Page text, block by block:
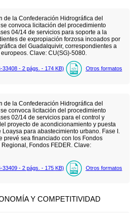
de la Confederación Hidrográfica del
convoca licitación del procedimiento
04/14 de servicios para soporte a la
de expropiación forzosa incoados por
del Guadalquivir, correspondientes a
Clave: CU(SG)-5080.
33408 - 2 págs. - 174 KB) Otros formatos
de la Confederación Hidrográfica del
convoca licitación del procedimiento
02/14 de servicios para el control y
proyecto de acondicionamiento y puesta
para abastecimiento urbano. Fase I.
prevé sea financiado con los Fondos
Fondos FEDER. Clave:
33409 - 2 págs. - 175 KB) Otros formatos
Y COMPETITIVIDAD